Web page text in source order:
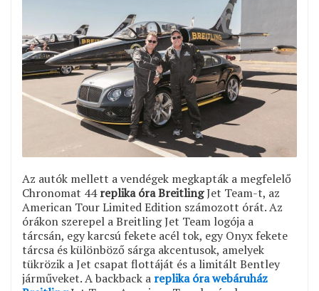
Az autók mellett a vendégek megkapták a megfelelő
Chronomat 44replika óra BreitlingJet Team-t, az
American Tour Limited Edition számozott órát. Az
órákon szerepel a Breitling Jet Team logója a
tárcsán, egy karcsú fekete acél tok, egy Onyx fekete
tárcsa és különböző sárga akcentusok, amelyek
tükrözik a Jet csapat flottáját és a limitált Bentley
járműveket. A backback a replika óra webáruház